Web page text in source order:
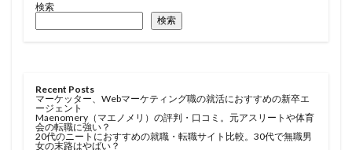
検索
検索
Recent Posts
マーケッター、Webマーケティング職の就活におすすめの新卒エ
ージェント
Maenomery（マエノメリ）の評判・口コミ。元アスリートや体育
会の転職に強い？
20代のニートにおすすめの就職・転職サイト比較。30代で無職男
女の末路はやばい？